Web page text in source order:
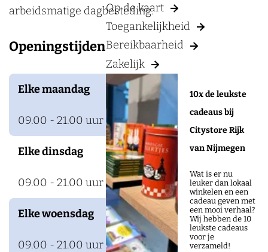
Op de kaart
Toegankelijkheid
Bereikbaarheid
Zakelijk
10x de leukste
cadeaus bij
Citystore Rijk
van Nijmegen
Wat is er nu
leuker dan lokaal
winkelen en een
cadeau geven met
een mooi verhaal?
Wij hebben de 10
leukste cadeaus
voor je
verzameld!
arbeidsmatige dagbesteding.
Openingstijden
Elke maandag
09.00 - 21.00 uur
Elke dinsdag
09.00 - 21.00 uur
Elke woensdag
09.00 - 21.00 uur